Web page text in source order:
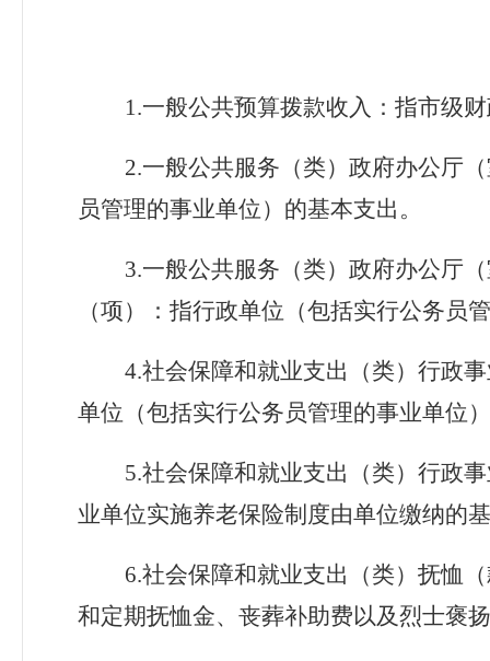
1.一般公共预算拨款收入：指市级
2.一般公共服务（类）政府办公厅
员管理的事业单位）的基本支出。
3.一般公共服务（类）政府办公厅
（项）
：指行政单位（包括实行公务员
4.社会保障和就业支出（类）行政
单位（包括实行公务员管理的事业单位
5.社会保障和就业支出（类）行政
业单位实施养老保险制度由单位缴纳的
6.社会保障和就业支出（类）抚恤
和定期抚恤金、丧葬补助费以及烈士褒